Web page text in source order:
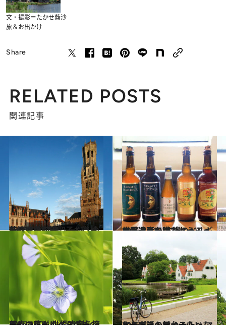
文・撮影＝たかせ藍沙
旅＆お出かけ
Share
RELATED POSTS
関連記事
2014.7.20
若き日の松田聖子も賞賛を捧げた ブリュージュの美しい鐘の音
旅＆お出かけ 2016.3.20
世界遺産の街ブルージュの醸造所で 本場のベルギービールを味わおう！
旅＆お出かけ
2017.8.17
亜麻の花咲くベルギーの美しい町へ 世界遺産を擁するコルトレイクの旅
旅＆お出かけ 2017.8.8
おとぎ話の舞台みたいなベルギーの村 シント・マルテンス・ラーテムへ
旅＆お出かけ